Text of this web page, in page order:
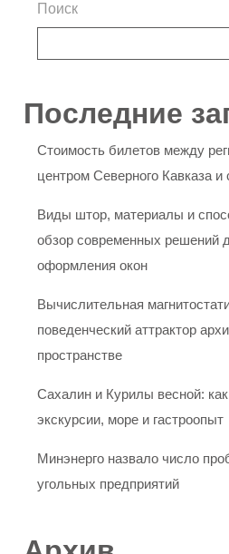
Поиск
Последние
Стоимость билетов между
центром Северного Кавказа и
Виды штор, материалы и
обзор современных решений
оформления окон
Вычислительная
поведенческий аттрактор
пространстве
Сахалин и Курилы весной: как
экскурсии, море и гастроопыт
Минэнерго назвало число
угольных предприятий